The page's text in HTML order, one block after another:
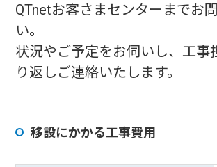
QTnetお客さまセンターまでお
い。
状況やご予定をお伺いし、工事
り返しご連絡いたします。
移設にかかる工事費用